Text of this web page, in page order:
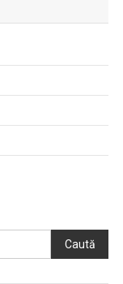
Caută